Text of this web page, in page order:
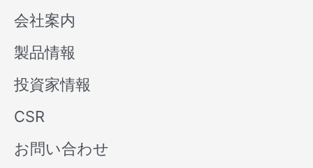
会社案内
製品情報
投資家情報
CSR
お問い合わせ